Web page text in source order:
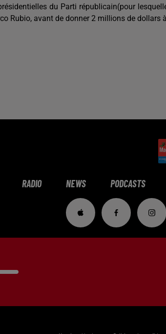
du Parti républicain(pour
Rubio, avant de donner 2 millions de dollars
RADIO NEWS PODCASTS